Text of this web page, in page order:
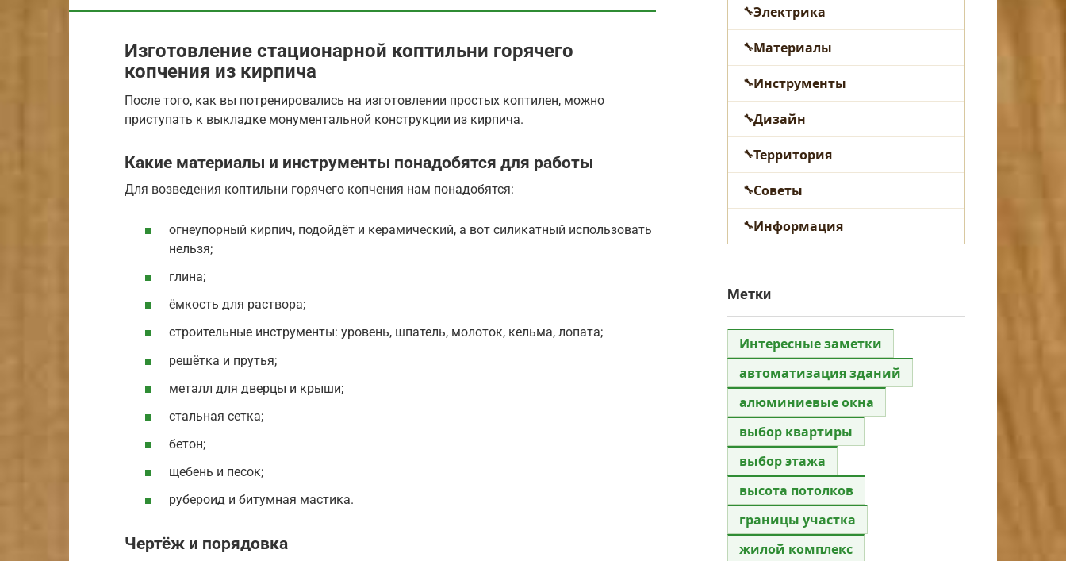
Изготовление стационарной коптильни горячего
копчения из кирпича
После того, как вы потренировались на изготовлении простых коптилен, можно
приступать к выкладке монументальной конструкции из кирпича.
Какие материалы и инструменты понадобятся для работы
Для возведения коптильни горячего копчения нам понадобятся:
огнеупорный кирпич, подойдёт и керамический, а вот силикатный использовать
нельзя;
глина;
ёмкость для раствора;
строительные инструменты: уровень, шпатель, молоток, кельма, лопата;
решётка и прутья;
металл для дверцы и крыши;
стальная сетка;
бетон;
щебень и песок;
рубероид и битумная мастика.
Чертёж и порядовка
Электрика
Материалы
Инструменты
Дизайн
Территория
Советы
Информация
Метки
Интересные заметки
автоматизация зданий
алюминиевые окна
выбор квартиры
выбор этажа
высота потолков
границы участка
жилой комплекс